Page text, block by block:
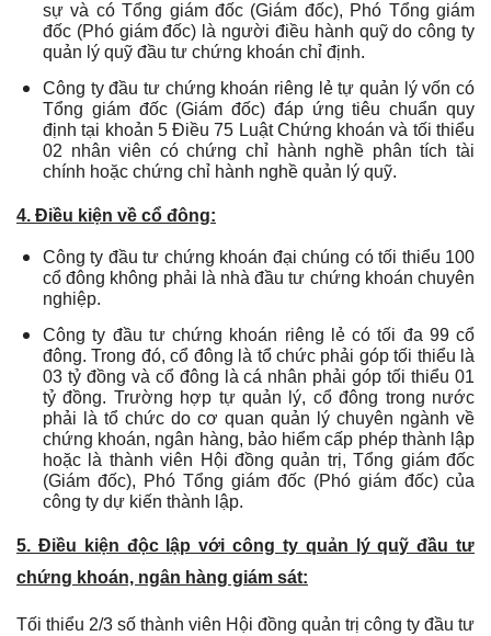
sự và có Tổng giám đốc (Giám đốc), Phó Tổng giám
đốc (Phó giám đốc) là người điều hành quỹ do công ty
quản lý quỹ đầu tư chứng khoán chỉ định.
Công ty đầu tư chứng khoán riêng lẻ tự quản lý vốn có
Tổng giám đốc (Giám đốc) đáp ứng tiêu chuẩn quy
định tại khoản 5 Điều 75 Luật Chứng khoán và tối thiểu
02 nhân viên có chứng chỉ hành nghề phân tích tài
chính hoặc chứng chỉ hành nghề quản lý quỹ.
4. Điều kiện về cổ đông:
Công ty đầu tư chứng khoán đại chúng có tối thiểu 100
cổ đông không phải là nhà đầu tư chứng khoán chuyên
nghiệp.
Công ty đầu tư chứng khoán riêng lẻ có tối đa 99 cổ
đông. Trong đó, cổ đông là tổ chức phải góp tối thiểu là
03 tỷ đồng và cổ đông là cá nhân phải góp tối thiểu 01
tỷ đồng. Trường hợp tự quản lý, cổ đông trong nước
phải là tổ chức do cơ quan quản lý chuyên ngành về
chứng khoán, ngân hàng, bảo hiểm cấp phép thành lập
hoặc là thành viên Hội đồng quản trị, Tổng giám đốc
(Giám đốc), Phó Tổng giám đốc (Phó giám đốc) của
công ty dự kiến thành lập.
5. Điều kiện độc lập với công ty quản lý quỹ đầu tư
chứng khoán, ngân hàng giám sát:
Tối thiểu 2/3 số thành viên Hội đồng quản trị công ty đầu tư